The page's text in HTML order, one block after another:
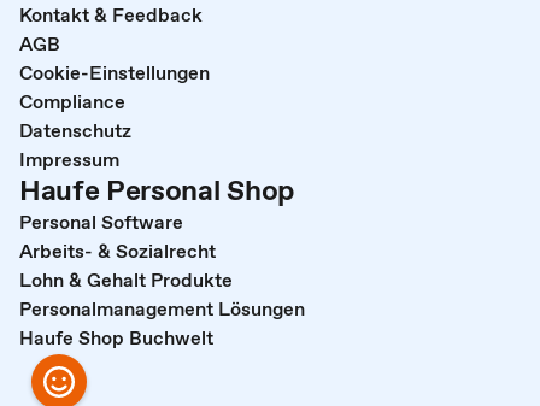
Kontakt & Feedback
AGB
Cookie-Einstellungen
Compliance
Datenschutz
Impressum
Haufe Personal Shop
Personal Software
Arbeits- & Sozialrecht
Lohn & Gehalt Produkte
Personalmanagement Lösungen
Haufe Shop Buchwelt